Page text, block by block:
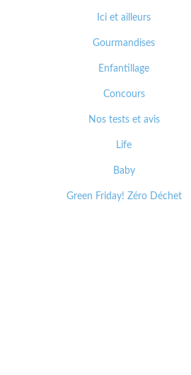
Ici et ailleurs
Gourmandises
Enfantillage
Concours
Nos tests et avis
Life
Baby
Green Friday! Zéro Déchet